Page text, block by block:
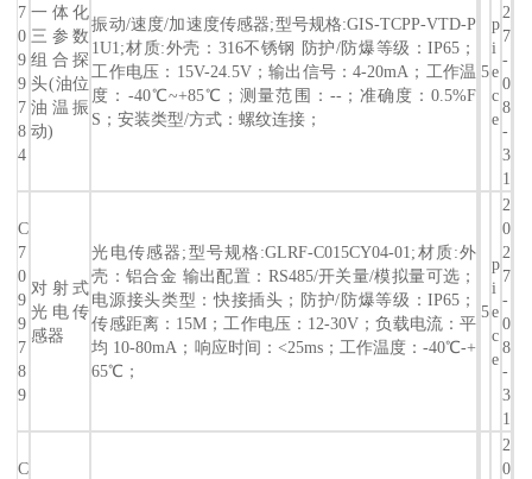
7
0
9
9
7
8
4
一体化
三参数
组合探
头(油位
油温振
动)
振动/速度/加速度传感器;型号规格:GIS-TCPP-VTD-P
1U1;材质:外壳：316不锈钢 防护/防爆等级：IP65；
工作电压：15V-24.5V；输出信号：4-20mA；工作温
度：-40℃~+85℃；测量范围：--；准确度：0.5%F
S；安装类型/方式：螺纹连接；
5
p
i
e
c
e
2
7
-
0
8
-
3
1
C
7
0
9
9
7
8
9
对射式
光电传
感器
光电传感器;型号规格:GLRF-C015CY04-01;材质:外
壳：铝合金 输出配置：RS485/开关量/模拟量可选；
电源接头类型：快接插头；防护/防爆等级：IP65；
传感距离：15M；工作电压：12-30V；负载电流：平
均 10-80mA；响应时间：<25ms；工作温度：-40℃-+
65℃；
5
p
i
e
c
e
2
0
2
7
-
0
8
-
3
1
C
2
0